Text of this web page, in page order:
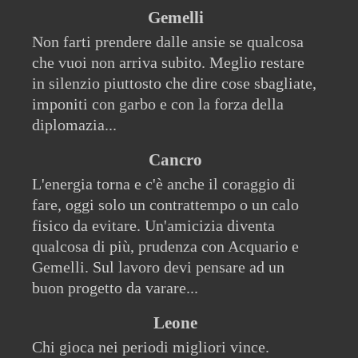
Gemelli
Non farti prendere dalle ansie se qualcosa
che vuoi non arriva subito. Meglio restare
in silenzio piuttosto che dire cose sbagliate,
imponiti con garbo e con la forza della
diplomazia...
Cancro
L'energia torna e c'è anche il coraggio di
fare, oggi solo un contrattempo o un calo
fisico da evitare. Un'amicizia diventa
qualcosa di più, prudenza con Acquario e
Gemelli. Sul lavoro devi pensare ad un
buon progetto da varare...
Leone
Chi gioca nei periodi migliori vince.